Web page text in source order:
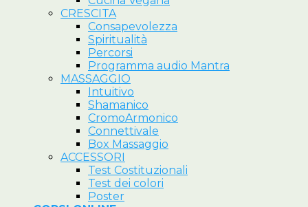
CRESCITA
Consapevolezza
Spiritualità
Percorsi
Programma audio Mantra
MASSAGGIO
Intuitivo
Shamanico
CromoArmonico
Connettivale
Box Massaggio
ACCESSORI
Test Costituzionali
Test dei colori
Poster